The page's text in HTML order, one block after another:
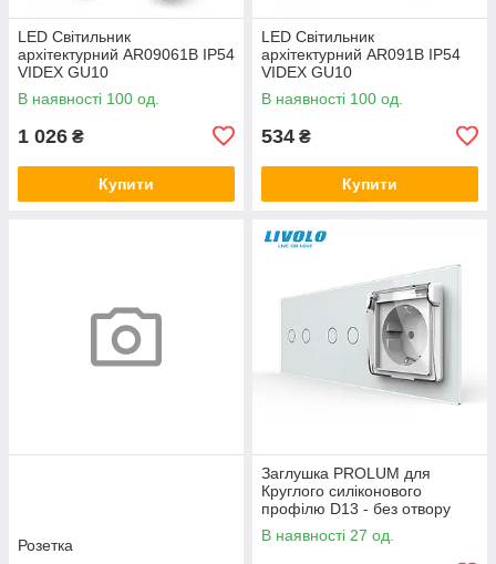
LED Світильник
архітектурний AR09061B IP54
VIDEX GU10
В наявності 100 од.
1 026 ₴
Купити
LED Світильник
архітектурний AR091B IP54
VIDEX GU10
В наявності 100 од.
534 ₴
Купити
Розетка
Заглушка PROLUM для
Круглого силіконового
профілю D13 - без отвору
В наявності 27 од.